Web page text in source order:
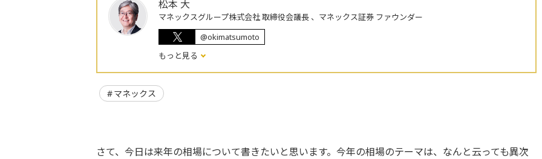
松本 大
マネックスグループ株式会社 取締役会議長 、マネックス証券 ファウンダー
@okimatsumoto
もっと見る
マネックス
さて、今日は来年の相場について書きたいと思います。今年の相場のテーマは、なんと云っても異次